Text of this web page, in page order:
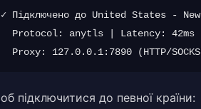
✓ Підключено до United States -
  Protocol: anytls | Latency: 42ms
підключитися до певної країни: